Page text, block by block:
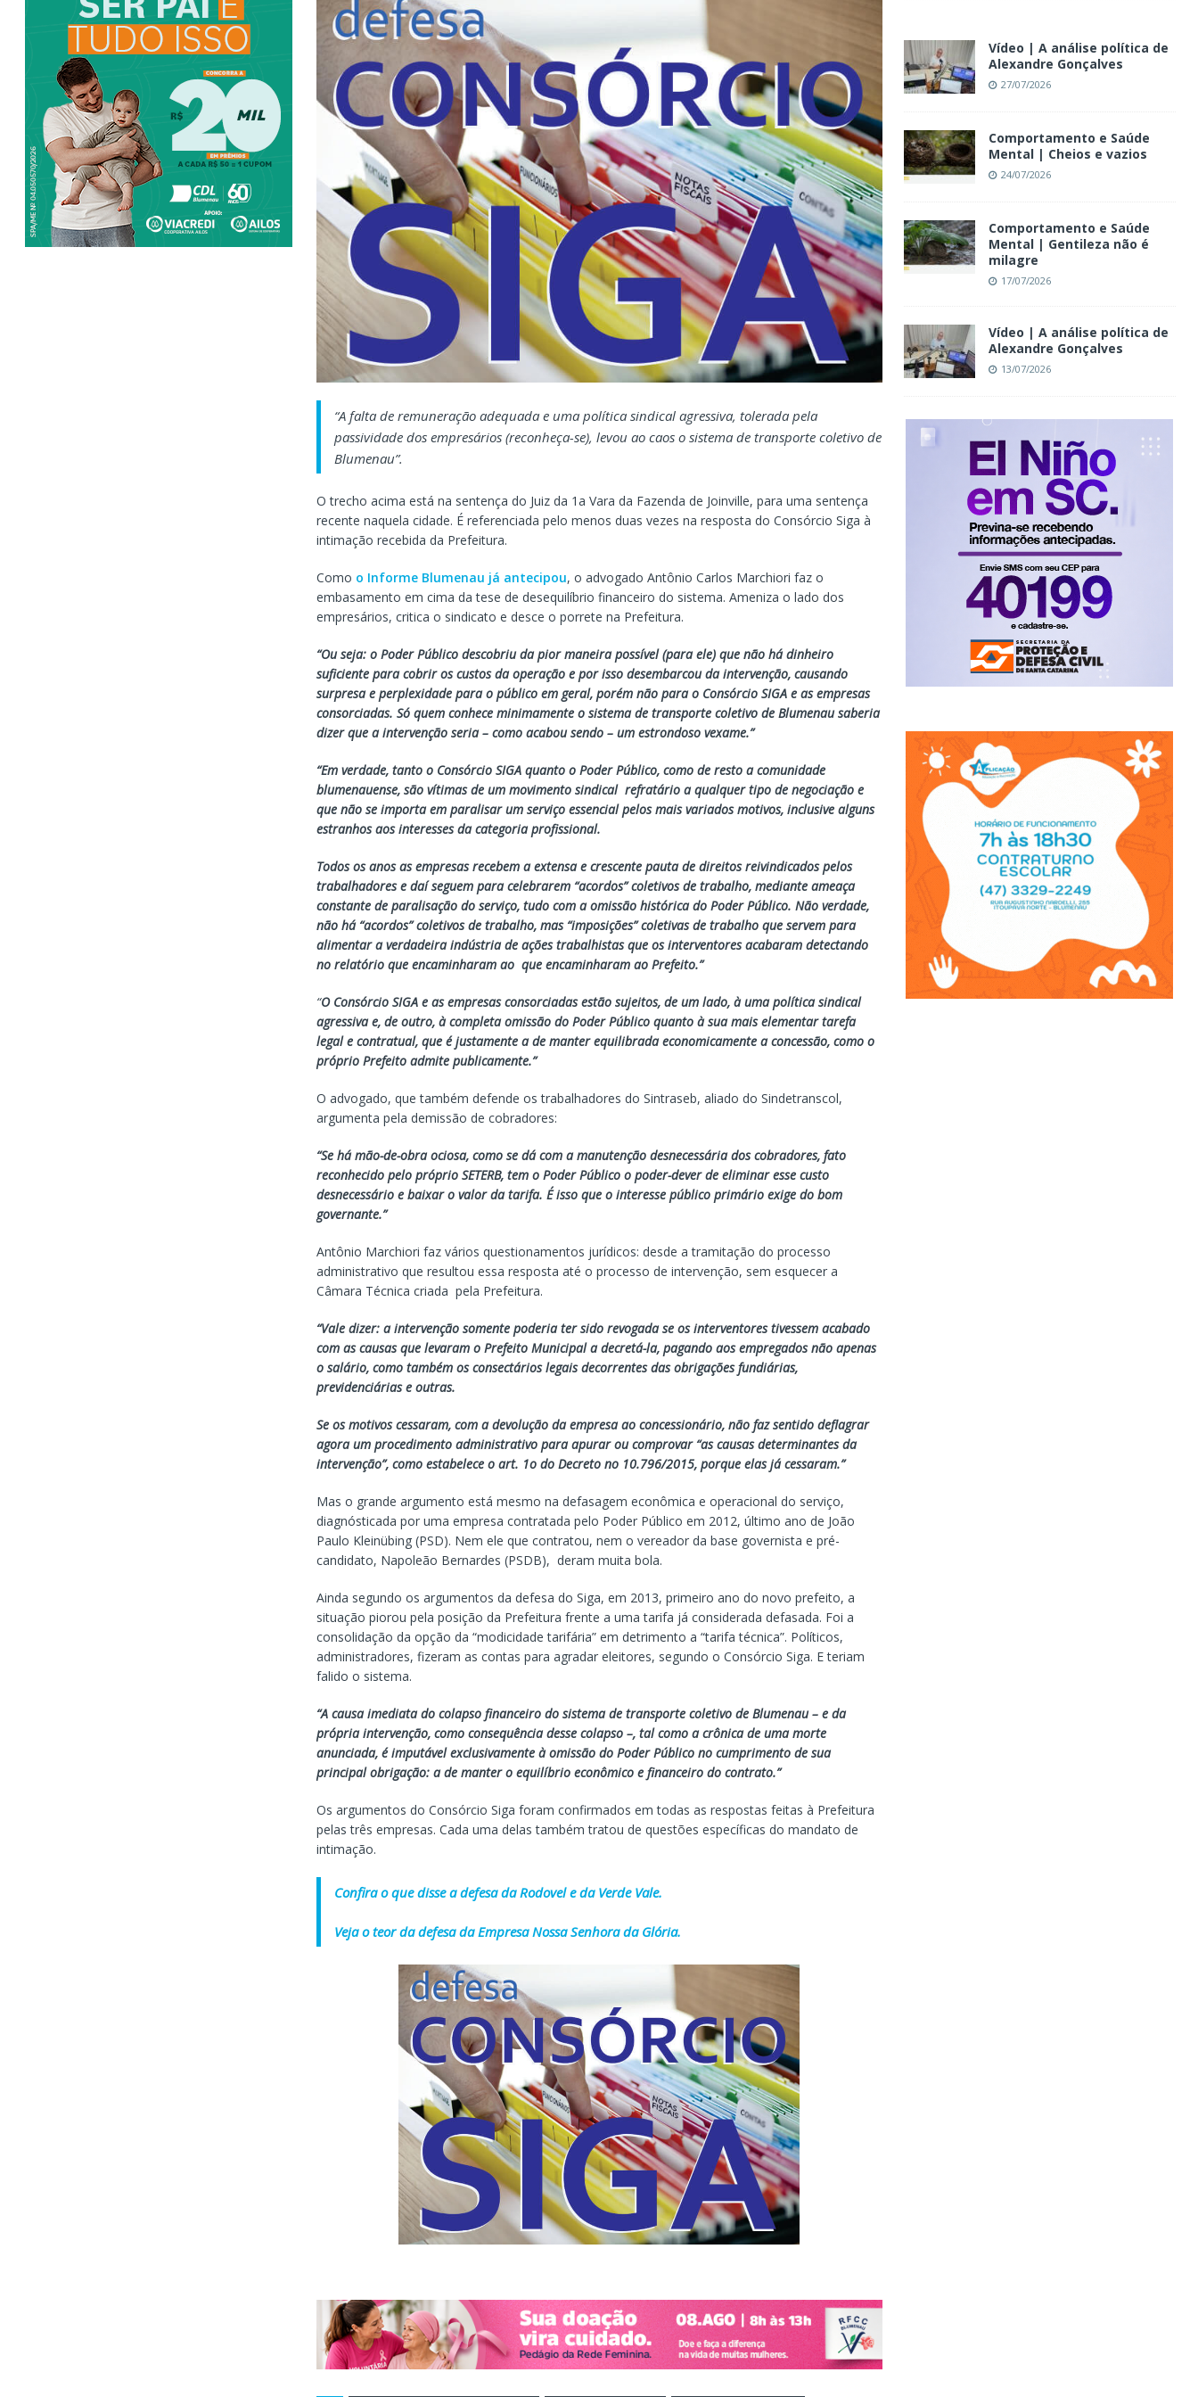
“A falta de remuneração adequada e uma política sindical agressiva, tolerada pela
passividade dos empresários (reconheça-se), levou ao caos o sistema de transporte coletivo de
Blumenau”.
O trecho acima está na sentença do Juiz da 1a Vara da Fazenda de Joinville, para uma sentença
recente naquela cidade. É referenciada pelo menos duas vezes na resposta do Consórcio Siga à
intimação recebida da Prefeitura.
Como o Informe Blumenau já antecipou, o advogado Antônio Carlos Marchiori faz o
embasamento em cima da tese de desequilíbrio financeiro do sistema. Ameniza o lado dos
empresários, critica o sindicato e desce o porrete na Prefeitura.
“Ou seja: o Poder Público descobriu da pior maneira possível (para ele) que não há dinheiro
suficiente para cobrir os custos da operação e por isso desembarcou da intervenção, causando
surpresa e perplexidade para o público em geral, porém não para o Consórcio SIGA e as empresas
consorciadas. Só quem conhece minimamente o sistema de transporte coletivo de Blumenau saberia
dizer que a intervenção seria – como acabou sendo – um estrondoso vexame.”
“Em verdade, tanto o Consórcio SIGA quanto o Poder Público, como de resto a comunidade
blumenauense, são vítimas de um movimento sindical refratário a qualquer tipo de negociação e
que não se importa em paralisar um serviço essencial pelos mais variados motivos, inclusive alguns
estranhos aos interesses da categoria profissional.
Todos os anos as empresas recebem a extensa e crescente pauta de direitos reivindicados pelos
trabalhadores e daí seguem para celebrarem “acordos” coletivos de trabalho, mediante ameaça
constante de paralisação do serviço, tudo com a omissão histórica do Poder Público. Não verdade,
não há “acordos” coletivos de trabalho, mas “imposições” coletivas de trabalho que servem para
alimentar a verdadeira indústria de ações trabalhistas que os interventores acabaram detectando
no relatório que encaminharam ao que encaminharam ao Prefeito.”
“O Consórcio SIGA e as empresas consorciadas estão sujeitos, de um lado, à uma política sindical
agressiva e, de outro, à completa omissão do Poder Público quanto à sua mais elementar tarefa
legal e contratual, que é justamente a de manter equilibrada economicamente a concessão, como o
próprio Prefeito admite publicamente.”
O advogado, que também defende os trabalhadores do Sintraseb, aliado do Sindetranscol,
argumenta pela demissão de cobradores:
“Se há mão-de-obra ociosa, como se dá com a manutenção desnecessária dos cobradores, fato
reconhecido pelo próprio SETERB, tem o Poder Público o poder-dever de eliminar esse custo
desnecessário e baixar o valor da tarifa. É isso que o interesse público primário exige do bom
governante.”
Antônio Marchiori faz vários questionamentos jurídicos: desde a tramitação do processo
administrativo que resultou essa resposta até o processo de intervenção, sem esquecer a
Câmara Técnica criada pela Prefeitura.
“Vale dizer: a intervenção somente poderia ter sido revogada se os interventores tivessem acabado
com as causas que levaram o Prefeito Municipal a decretá-la, pagando aos empregados não apenas
o salário, como também os consectários legais decorrentes das obrigações fundiárias,
previdenciárias e outras.
Se os motivos cessaram, com a devolução da empresa ao concessionário, não faz sentido deflagrar
agora um procedimento administrativo para apurar ou comprovar “as causas determinantes da
intervenção”, como estabelece o art. 1o do Decreto no 10.796/2015, porque elas já cessaram.”
Mas o grande argumento está mesmo na defasagem econômica e operacional do serviço,
diagnósticada por uma empresa contratada pelo Poder Público em 2012, último ano de João
Paulo Kleinübing (PSD). Nem ele que contratou, nem o vereador da base governista e pré-
candidato, Napoleão Bernardes (PSDB), deram muita bola.
Ainda segundo os argumentos da defesa do Siga, em 2013, primeiro ano do novo prefeito, a
situação piorou pela posição da Prefeitura frente a uma tarifa já considerada defasada. Foi a
consolidação da opção da “modicidade tarifária” em detrimento a “tarifa técnica”. Políticos,
administradores, fizeram as contas para agradar eleitores, segundo o Consórcio Siga. E teriam
falido o sistema.
“A causa imediata do colapso financeiro do sistema de transporte coletivo de Blumenau – e da
própria intervenção, como consequência desse colapso –, tal como a crônica de uma morte
anunciada, é imputável exclusivamente à omissão do Poder Público no cumprimento de sua
principal obrigação: a de manter o equilíbrio econômico e financeiro do contrato.”
Os argumentos do Consórcio Siga foram confirmados em todas as respostas feitas à Prefeitura
pelas três empresas. Cada uma delas também tratou de questões específicas do mandato de
intimação.
Confira o que disse a defesa da Rodovel e da Verde Vale.
Veja o teor da defesa da Empresa Nossa Senhora da Glória.
Vídeo | A análise política de
Alexandre Gonçalves
27/07/2026
Comportamento e Saúde
Mental | Cheios e vazios
24/07/2026
Comportamento e Saúde
Mental | Gentileza não é
milagre
17/07/2026
Vídeo | A análise política de
Alexandre Gonçalves
13/07/2026